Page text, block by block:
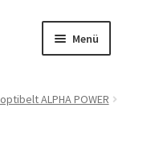
Menü
optibelt ALPHA POWER